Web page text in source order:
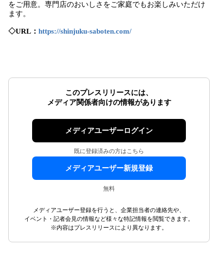
をご用意。専門店のおいしさをご家庭でもお楽しみいただけ
ます。
◇URL： https://shinjuku-saboten.com/
このプレスリリースには、
メディア関係者向けの情報があります
メディアユーザーログイン
既に登録済みの方はこちら
メディアユーザー新規登録
無料
メディアユーザー登録を行うと、企業担当者の連絡先や、
イベント・記者会見の情報など様々な特記情報を閲覧できます。
※内容はプレスリリースにより異なります。